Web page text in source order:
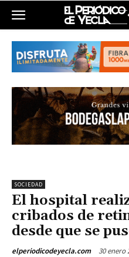
SOCIEDAD
El hospital
cribados de
desde que se
elperiodicodeyecla.com 30 enero